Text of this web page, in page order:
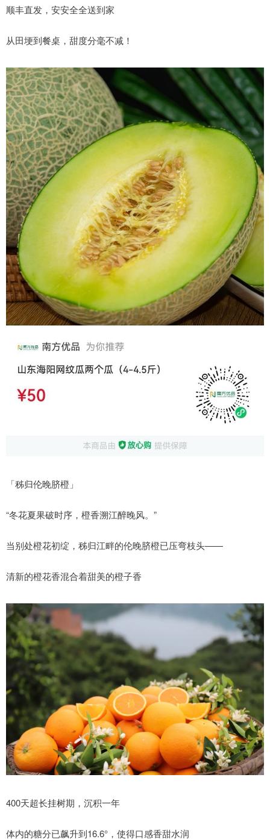
顺丰直发，安安全全送到家
从田埂到餐桌，甜度分毫不减！
「秭归伦晚脐橙」
“冬花夏果破时序，橙香溯江醉晚风。”
当别处橙花初绽，秭归江畔的伦晚脐橙已压弯枝头——
清新的橙花香混合着甜美的橙子香
400天超长挂树期，沉积一年
体内的糖分已飙升到16.6°，使得口感香甜水润